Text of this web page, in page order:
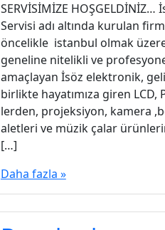
SERVİSİMİZE
Servisi adı altında kurulan
öncelikle istanbul olmak
geneline nitelikli ve
amaçlayan İsöz elektronik,
birlikte hayatımıza giren LCD,
lerden, projeksiyon, kamera
aletleri ve müzik çalar
[…]
Daha fazla »